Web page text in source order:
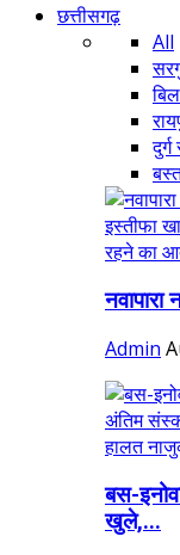
छत्तीसगढ़
All
नवापारा
Admin
बस-
खुले,...